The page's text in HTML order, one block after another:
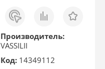
Заказ
в 1
клик
Сравнить Отложить
Производитель:
VASSILII
Код: 14349112